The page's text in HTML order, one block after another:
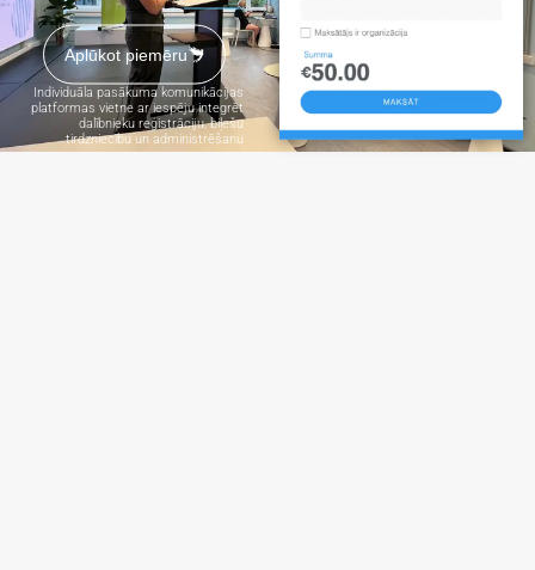
Aplūkot piemēru
Individuāla pasākuma komunikācijas
platformas vietne ar iespēju integrēt
dalībnieku reģistrāciju, biļešu
tirdzniecību un administrēšanu